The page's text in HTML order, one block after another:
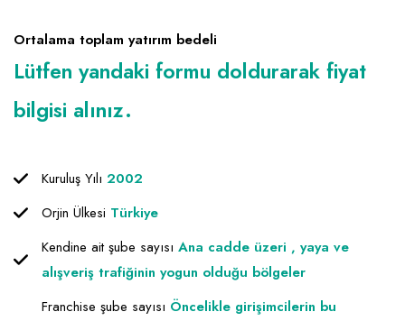
Mali Kayıt ve Denetim
Matbaa - Fotoğraf
Mobilya Dekorasyon
Seyahat - Rent A Car
Tabela - Dijital Baskı
Ortalama toplam yatırım bedeli
Lütfen yandaki formu doldurarak fiyat
bilgisi alınız.
Kuruluş Yılı 2002
Orjin Ülkesi Türkiye
Kendine ait şube sayısı Ana cadde üzeri , yaya ve
alışveriş trafiğinin yogun olduğu bölgeler
Franchise şube sayısı Öncelikle girişimcilerin bu